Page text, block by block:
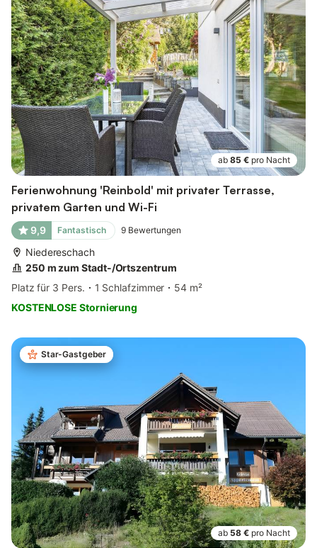
ab 85 € pro Nacht
Ferienwohnung 'Reinbold' mit privater Terrasse,
privatem Garten und Wi-Fi
9,9 Fantastisch 9 Bewertungen
Niedereschach
250 m zum Stadt-/Ortszentrum
Platz für 3 Pers.
1 Schlafzimmer
54 m²
KOSTENLOSE Stornierung
Star-Gastgeber
ab 58 € pro Nacht